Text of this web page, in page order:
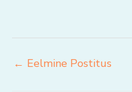
← Eelmine Postitus